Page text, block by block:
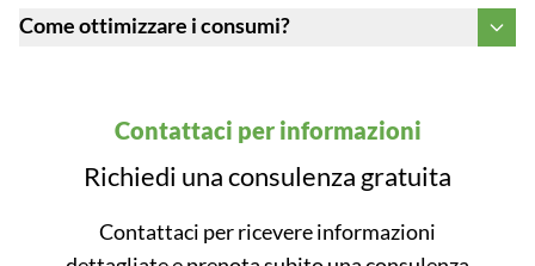
Come ottimizzare i consumi?
Contattaci per informazioni
Richiedi una consulenza gratuita
Contattaci per ricevere informazioni